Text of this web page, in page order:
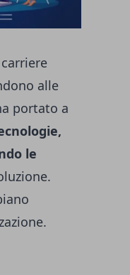
alle
portato a
le